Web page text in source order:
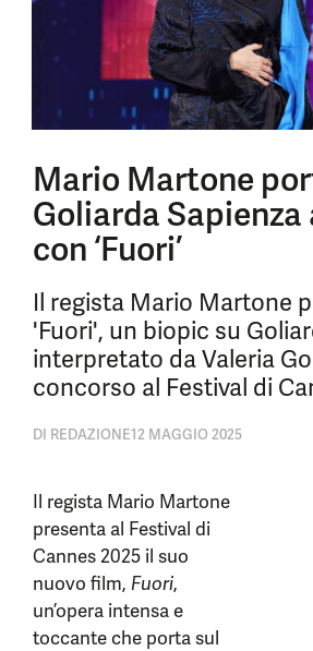
Mario Martone
Goliarda Sapienza
con ‘Fuori’
Il regista Mario Martone
'Fuori', un biopic su
interpretato da Valeria
concorso al Festival di
DI REDAZIONE12 MAGGIO 2025
Il regista Mario Martone
presenta al Festival di
Cannes 2025 il suo
nuovo film, Fuori,
un’opera intensa e
toccante che porta sul